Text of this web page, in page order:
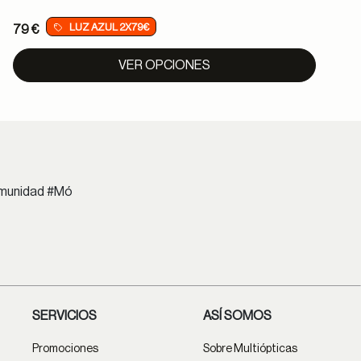
79 € LUZ AZUL 2X79€
VER OPCIONES
#Mó
SERVICIOS
Promociones
ASÍ SOMOS
Sobre Multiópticas